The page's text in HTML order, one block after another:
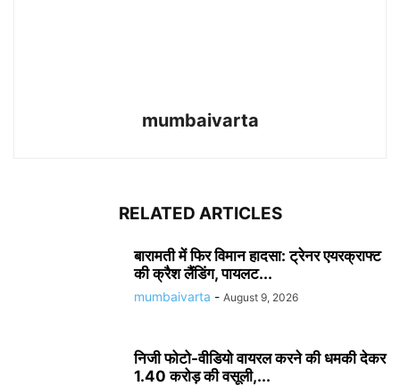
mumbaivarta
RELATED ARTICLES
बारामती में फिर विमान हादसा: ट्रेनर एयरक्राफ्ट
की क्रैश लैंडिंग, पायलट...
mumbaivarta - August 9, 2026
निजी फोटो-वीडियो वायरल करने की धमकी देकर
1.40 करोड़ की वसूली,...